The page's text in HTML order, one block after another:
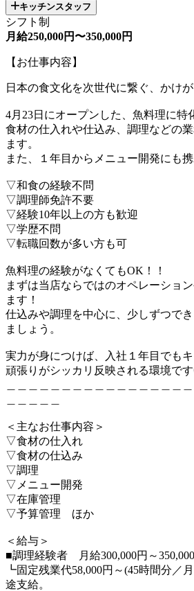
キッチンスタッフ
シフト制
月給250,000円〜350,000円
【お仕事内容】
日本の食文化を次世代に繋ぐ、かけ
4月23日にオープンした、魚料理に特
食材の仕入れや仕込み、調理などの
ます。
また、１年目からメニュー開発にも
▽和食の経験不問
▽調理師免許不要
▽経験10年以上の方も歓迎
▽学歴不問
▽転職回数が多い方も可
魚料理の経験がなくてもOK！！
まずは当店ならではのオペレーショ
ます！
仕込みや調理を中心に、少しずつで
ましょう。
実力が身につけば、入社１年目でも
頑張りがシッカリ反映される環境で
＜主なお仕事内容＞
▽食材の仕入れ
▽食材の仕込み
▽調理
▽メニュー開発
▽在庫管理
▽予算管理 ほか
＜給与＞
■調理経験者 月給300,000円～
┗固定残業代58,000円～(45時間分／
途支給。